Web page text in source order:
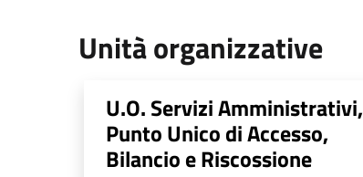
Unità organizzative
U.O. Servizi Amministrativi,
Punto Unico di Accesso,
Bilancio e Riscossione